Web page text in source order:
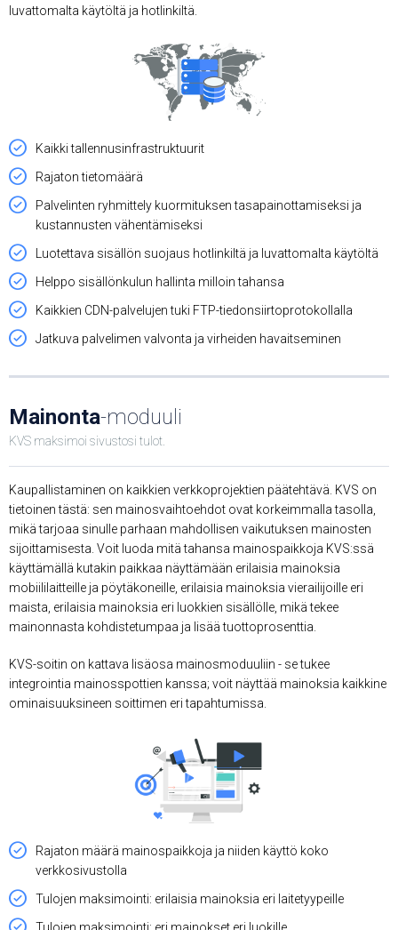
luvattomalta käytöltä ja hotlinkiltä.
Kaikki tallennusinfrastruktuurit
Rajaton tietomäärä
Palvelinten ryhmittely kuormituksen tasapainottamiseksi ja
kustannusten vähentämiseksi
Luotettava sisällön suojaus hotlinkiltä ja luvattomalta käytöltä
Helppo sisällönkulun hallinta milloin tahansa
Kaikkien CDN-palvelujen tuki FTP-tiedonsiirtoprotokollalla
Jatkuva palvelimen valvonta ja virheiden havaitseminen
Mainonta-moduuli
KVS maksimoi sivustosi tulot.
Kaupallistaminen on kaikkien verkkoprojektien päätehtävä. KVS on
tietoinen tästä: sen mainosvaihtoehdot ovat korkeimmalla tasolla,
mikä tarjoaa sinulle parhaan mahdollisen vaikutuksen mainosten
sijoittamisesta. Voit luoda mitä tahansa mainospaikkoja KVS:ssä
käyttämällä kutakin paikkaa näyttämään erilaisia ​​mainoksia
mobiililaitteille ja pöytäkoneille, erilaisia ​​mainoksia vierailijoille eri
maista, erilaisia ​​mainoksia eri luokkien sisällölle, mikä tekee
mainonnasta kohdistetumpaa ja lisää tuottoprosenttia.
KVS-soitin on kattava lisäosa mainosmoduuliin - se tukee
integrointia mainosspottien kanssa; voit näyttää mainoksia kaikkine
ominaisuuksineen soittimen eri tapahtumissa.
Rajaton määrä mainospaikkoja ja niiden käyttö koko
verkkosivustolla
Tulojen maksimointi: erilaisia ​​mainoksia eri laitetyypeille